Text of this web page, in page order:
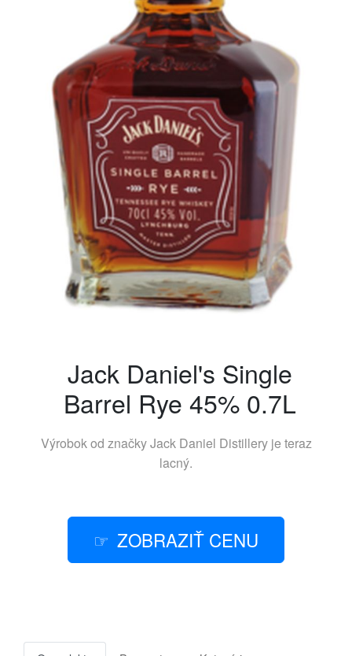
Jack Daniel's Single
Barrel Rye 45% 0.7L
Výrobok od značkyJack Daniel Distilleryje teraz
lacný.
ZOBRAZIŤ CENU